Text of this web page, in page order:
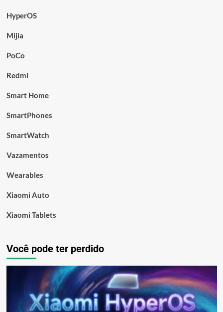
HyperOS
Mijia
PoCo
Redmi
Smart Home
SmartPhones
SmartWatch
Vazamentos
Wearables
Xiaomi Auto
Xiaomi Tablets
Você pode ter perdido